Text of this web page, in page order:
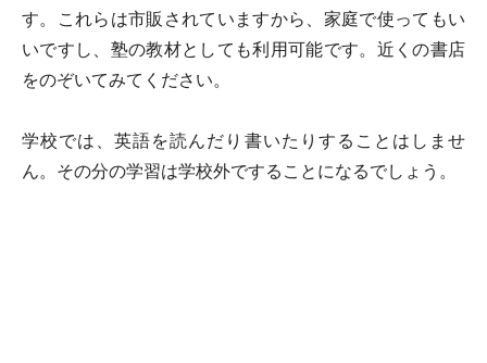
す。これらは市販されていますから、家庭で使ってもい
いですし、塾の教材としても利用可能です。近くの書店
をのぞいてみてください。
学校では、英語を読んだり書いたりすることはしませ
ん。その分の学習は学校外ですることになるでしょう。